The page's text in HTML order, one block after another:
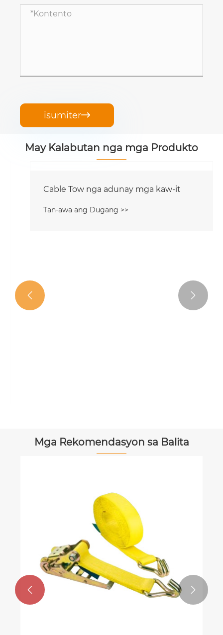
isumiter
May Kalabutan nga mga Produkto
 
Mga Rekomendasyon sa Balita
 